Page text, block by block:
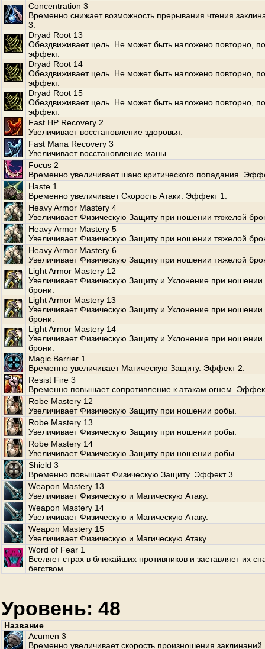
Concentration 3
Временно снижает возможность прерывания чтения
3.
Dryad Root 13
Обездвиживает цель. Не может быть наложено повторно,
эффект.
Dryad Root 14
Обездвиживает цель. Не может быть наложено повторно,
эффект.
Dryad Root 15
Обездвиживает цель. Не может быть наложено повторно,
эффект.
Fast HP Recovery 2
Увеличивает восстановление здоровья.
Fast Mana Recovery 3
Увеличивает восстановление маны.
Focus 2
Временно увеличивает шанс критического попадания.
Haste 1
Временно увеличивает Скорость Атаки. Эффект 1.
Heavy Armor Mastery 4
Увеличивает Физическую Защиту при ношении тяжелой
Heavy Armor Mastery 5
Увеличивает Физическую Защиту при ношении тяжелой
Heavy Armor Mastery 6
Увеличивает Физическую Защиту при ношении тяжелой
Light Armor Mastery 12
Увеличивает Физическую Защиту и Уклонение при ношении
брони.
Light Armor Mastery 13
Увеличивает Физическую Защиту и Уклонение при ношении
брони.
Light Armor Mastery 14
Увеличивает Физическую Защиту и Уклонение при ношении
брони.
Magic Barrier 1
Временно увеличивает Магическую Защиту. Эффект 2.
Resist Fire 3
Временно повышает сопротивление к атакам огнем.
Robe Mastery 12
Увеличивает Физическую Защиту при ношении робы.
Robe Mastery 13
Увеличивает Физическую Защиту при ношении робы.
Robe Mastery 14
Увеличивает Физическую Защиту при ношении робы.
Shield 3
Временно повышает Физическую Защиту. Эффект 3.
Weapon Mastery 13
Увеличивает Физическую и Магическую Атаку.
Weapon Mastery 14
Увеличивает Физическую и Магическую Атаку.
Weapon Mastery 15
Увеличивает Физическую и Магическую Атаку.
Word of Fear 1
Вселяет страх в ближайших противников и заставляет их
бегством.
Уровень: 48
Название
Acumen 3
Временно увеличивает скорость произношения